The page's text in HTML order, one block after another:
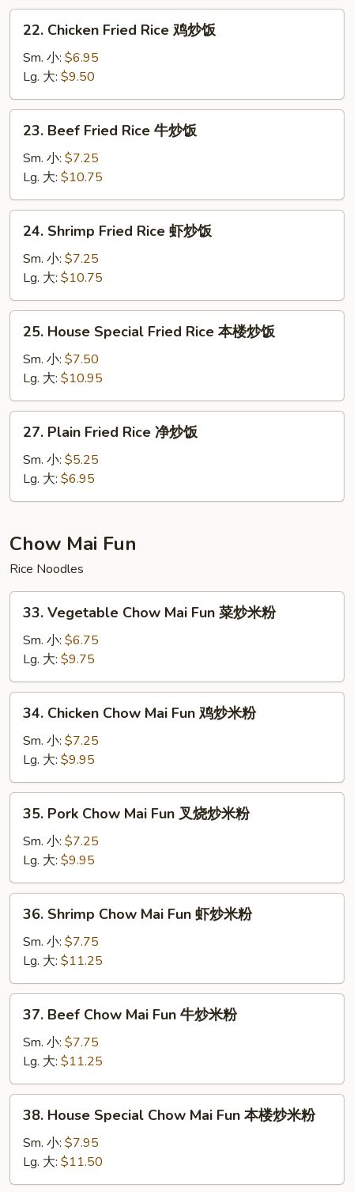
叉
Chicken
Fried
Rice
鸡
炒
22. Chicken Fried Rice 鸡炒饭
Sm. 小: $6.95
Lg. 大: $9.50
Beef
Fried
Rice
牛
炒
23. Beef Fried Rice 牛炒饭
Sm. 小: $7.25
Lg. 大: $10.75
Shrimp
Fried
Rice
虾
炒
24. Shrimp Fried Rice 虾炒饭
Sm. 小: $7.25
Lg. 大: $10.75
House
Special
Fried
Rice
本
25. House Special Fried Rice 本楼炒饭
Sm. 小: $7.50
Lg. 大: $10.95
Plain
Fried
Rice
净
饭
27. Plain Fried Rice 净炒饭
Sm. 小: $5.25
Lg. 大: $6.95
Chow Mai Fun
Rice Noodles
Vegetable
Chow
Mai
Fun
菜
33. Vegetable Chow Mai Fun 菜炒米粉
Sm. 小: $6.75
Lg. 大: $9.75
Chicken
Chow
Mai
Fun
鸡
34. Chicken Chow Mai Fun 鸡炒米粉
Sm. 小: $7.25
Lg. 大: $9.95
Pork
Chow
Mai
Fun
叉
35. Pork Chow Mai Fun 叉烧炒米粉
Sm. 小: $7.25
Lg. 大: $9.95
Shrimp
Chow
Mai
Fun
虾
36. Shrimp Chow Mai Fun 虾炒米粉
Sm. 小: $7.75
Lg. 大: $11.25
Beef
Chow
Mai
Fun
牛
37. Beef Chow Mai Fun 牛炒米粉
Sm. 小: $7.75
Lg. 大: $11.25
House
Special
Chow
Mai
38. House Special Chow Mai Fun 本楼炒米粉
Sm. 小: $7.95
Lg. 大: $11.50